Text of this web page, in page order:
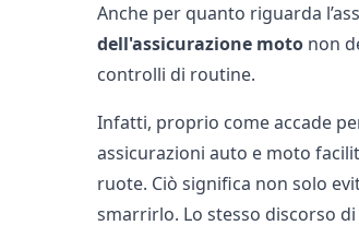
Anche per quanto riguarda l’
dell'assicurazione motonon
controlli di routine.
Infatti, proprio come accade
assicurazioni auto e moto
ruote. Ciò significa non solo
smarrirlo. Lo stesso discorso